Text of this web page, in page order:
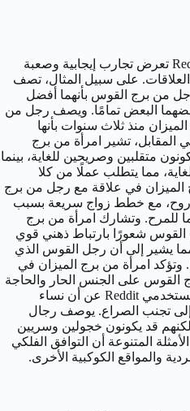
تتضمن أمثلة من منتديات مثل Reddit تعرض تجارب إيجابية وصعبة
على سبيل المثال، تصف
من برج القوس بأنهما أفضل
البعض تمامًا. ويصف رجل من
منذ ثلاث سنوات بأنها
المقابل، تشير امرأة من برج
متقلبين وصريحين للغاية، بينما
مما يتطلب عملًا من كلا
الميزان في علاقة مع رجل من برج
روح، مع خطط زواج سريعة بسبب
للمرح. وتشارك امرأة من برج
شعورًا بارتباط ذهني قوي
يشير إلى أن رجل القوس الذي
امرأة من برج الميزان في
القوس على الجنس الحار والحاجة
إلى منحه الاستقلالية. يعبر بعض مستخدمي Reddit عن أن نساء
إلى تجنب الصراع. يوصف رجال
قد يكونون خجولين وسريين
المتنوعة أن التوافق الفلكي
والمواقع الكوكبية الأخرى.